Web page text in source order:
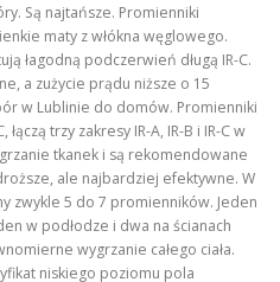
Są najtańsze. Promienniki
maty z włókna węglowego.
łagodną podczerwień długą IR-C.
a zużycie prądu niższe o 15
w Lublinie do domów. Promienniki
trzy zakresy IR-A, IR-B i IR-C w
tkanek i są rekomendowane
ale najbardziej efektywne. W
zwykle 5 do 7 promienników. Jeden
w podłodze i dwa na ścianach
wygrzanie całego ciała.
niskiego poziomu pola